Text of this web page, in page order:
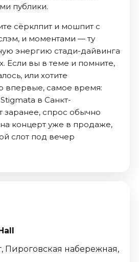
публики.
сёрклпит и мошпит с
и моментами — ту
энергию стади-дайвинга
Если вы в теме и помните,
или хотите
впервые, самое время:
в Санкт-
заранее, спрос обычно
концерт уже в продаже,
слот под вечер
Пироговская набережная,